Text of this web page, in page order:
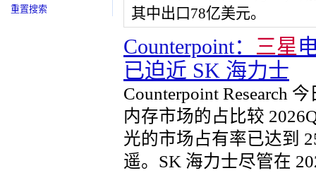
重置搜索
其中出口78亿美元。
Counterpoint： 三星
已迫近 SK 海力士
Counterpoint Research
内存市场的占比较
光的市场占有率已达到
遥。SK 海力士尽管在